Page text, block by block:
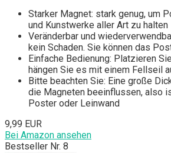
Starker Magnet: stark genug, um
und Kunstwerke aller Art zu halten
Veränderbar und
kein Schaden. Sie können das
Einfache Bedienung: Platzieren
hängen Sie es mit einem Fellseil
Bitte beachten Sie: Eine große
die Magneten beeinflussen, also
Poster oder Leinwand
9,99 EUR
Bei Amazon ansehen
Bestseller Nr. 8